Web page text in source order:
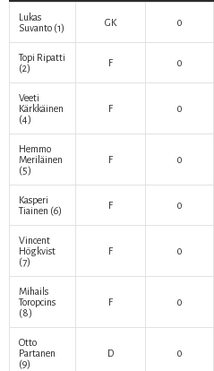
Lukas
Suvanto (1) GK 0
Topi Ripatti
(2)
F 0
Veeti
Kärkkäinen
(4)
F 0
Hemmo
Meriläinen
(5)
F 0
Kasperi
Tiainen (6) F 0
Vincent
Högkvist
(7)
F 0
Mihails
Toropcins
(8)
F 0
Otto
Partanen
(9)
D 0